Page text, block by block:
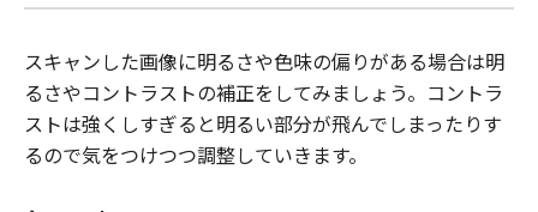
スキャンした画像に明るさや色味の偏りがある場合は明
るさやコントラストの補正をしてみましょう。コントラ
ストは強くしすぎると明るい部分が飛んでしまったりす
るので気をつけつつ調整していきます。